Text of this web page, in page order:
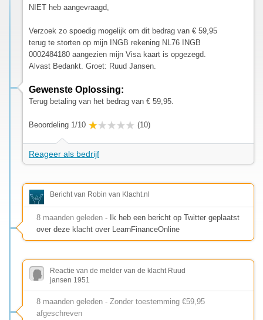
NIET heb aangevraagd,
Verzoek zo spoedig mogelijk om dit bedrag van € 59,95
terug te storten op mijn INGB rekening NL76 INGB
0002484180 aangezien mijn Visa kaart is opgezegd.
Alvast Bedankt. Groet: Ruud Jansen.
Gewenste Oplossing:
Terug betaling van het bedrag van € 59,95.
Beoordeling 1/10 (10)
Reageer als bedrijf
Bericht van Robin van Klacht.nl
8 maanden geleden - Ik heb een bericht op Twitter geplaatst
over deze klacht over LearnFinanceOnline
Reactie van de melder van de klacht Ruud
jansen 1951
8 maanden geleden - Zonder toestemming €59,95
afgeschreven